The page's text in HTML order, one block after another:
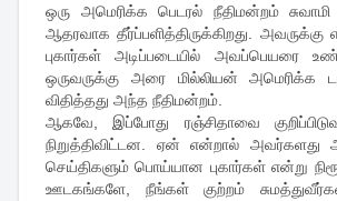
ஒரு அமெரிக்க பெடரல் நீதிமன்றம் சுவாமி
ஆதரவாக தீர்ப்பளித்திருக்கிறது.
புகார்கள் அடிப்படையில் அவப்பெயரை
ஒருவருக்கு அரை மில்லியன் அமெரிக்க
விதித்தது அந்த நீதிமன்றம்.
ஆகவே, இப்போது ரஞ்சிதாவை
நிறுத்திவிட்டன. ஏன் என்றால் அவர்களது
செய்திகளும் பொய்யான புகார்கள் என்று
ஊடகங்களே, நீங்கள் குற்றம்